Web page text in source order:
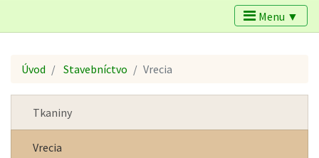
Menu ▼
Úvod Stavebníctvo Vrecia
Tkaniny
Vrecia